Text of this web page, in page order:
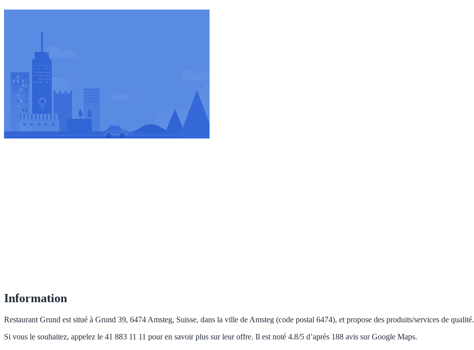
Information
Restaurant Grund est situé à Grund 39, 6474 Amsteg, Suisse, dans la ville de Amsteg (code postal 6474), et propose des produits/services de qualité.
Si vous le souhaitez, appelez le 41 883 11 11 pour en savoir plus sur leur offre. Il est noté 4.8/5 d’après 188 avis sur Google Maps.